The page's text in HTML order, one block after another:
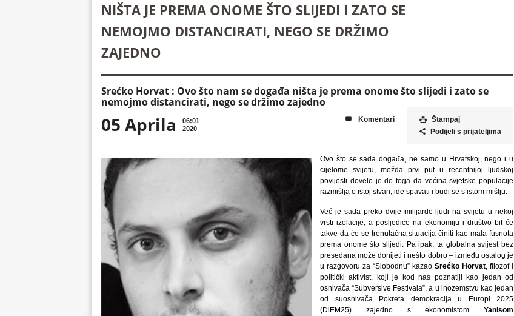
NIŠTA JE PREMA ONOME ŠTO SLIJEDI I ZATO SE
NEMOJMO DISTANCIRATI, NEGO SE DRŽIMO
ZAJEDNO
Srećko Horvat : Ovo što nam se događa ništa je prema onome što slijedi i zato se
nemojmo distancirati, nego se držimo zajedno
05 Aprila
06:01
2020
 Štampaj
 Podijeli s prijateljima
 Komentari
Ovo što se sada događa, ne samo u Hrvatskoj, nego i u
cijelome svijetu, možda prvi put u recentnijoj ljudskoj
povijesti dovelo je do toga da većina svjetske populacije
razmišlja o istoj stvari, ide spavati i budi se s istom mišlju.
Već je sada preko dvije milijarde ljudi na svijetu u nekoj
vrsti izolacije, a posljedice na ekonomiju i društvo bit će
takve da će se trenutačna situacija činiti kao mala fusnota
prema onome što slijedi. Pa ipak, ta globalna svijest bez
presedana može donijeti i nešto dobro – između ostalog je
u razgovoru za “Slobodnu” kazao Srećko Horvat, filozof i
politički aktivist, koji je kod nas poznatiji kao jedan od
osnivača “Subversive Festivala”, a u inozemstvu kao jedan
od suosnivača Pokreta demokracija u Europi 2025
(DiEM25) zajedno s ekonomistom Yanisom